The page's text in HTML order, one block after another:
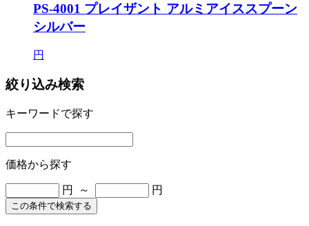
PS-4001 プレイザント アルミアイススプーン
シルバー
円
絞り込み検索
キーワードで探す
価格から探す
円 ～ 円
この条件で検索する